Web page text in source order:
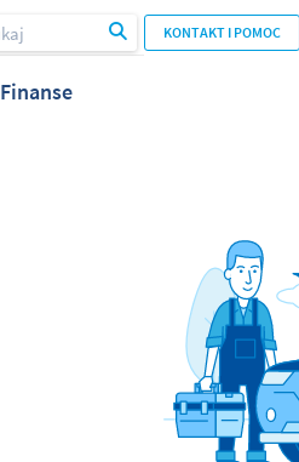
Finanse
KONTAKT I POMOC